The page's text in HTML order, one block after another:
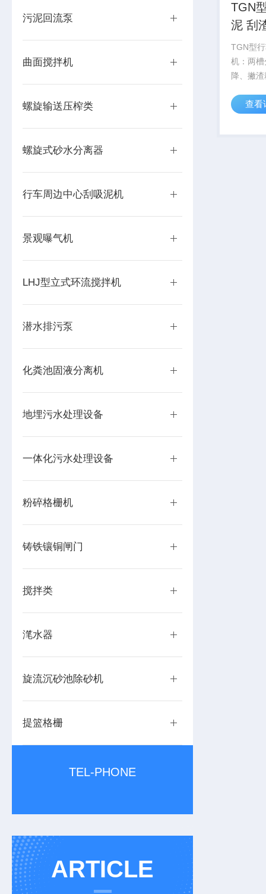
污泥回流泵
曲面搅拌机
螺旋输送压榨类
螺旋式砂水分离器
行车周边中心刮吸泥机
景观曝气机
LHJ型立式环流搅拌机
潜水排污泵
化粪池固液分离机
地埋污水处理设备
一体化污水处理设备
粉碎格栅机
铸铁镶铜闸门
搅拌类
滗水器
旋流沉砂池除砂机
提篮格栅
TEL-PHONE
ARTICLE
TGN
泥 刮
TGN型
机：两
降、撇
刮集输
向行驶
查看